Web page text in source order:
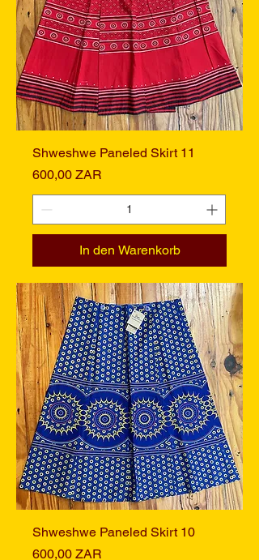
Shweshwe Paneled Skirt 11
Preis
600,00 ZAR
In den Warenkorb
Shweshwe Paneled Skirt 10
Preis
600,00 ZAR